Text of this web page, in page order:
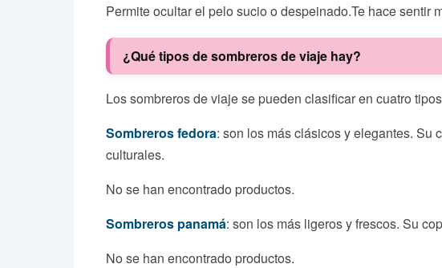
Permite ocultar el pelo sucio o despeinado.Te hace sentir
¿Qué tipos de sombreros de viaje hay?
Los sombreros de viaje se pueden clasificar en cuatro
Sombreros fedora: son los más clásicos y elegantes. Su
culturales.
No se han encontrado productos.
Sombreros panamá: son los más ligeros y frescos. Su
No se han encontrado productos.